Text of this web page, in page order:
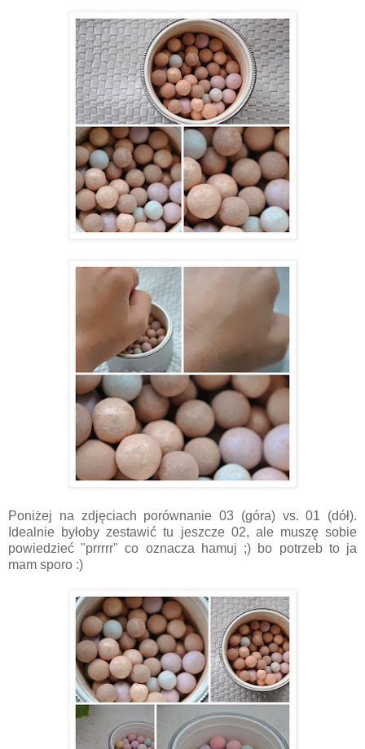
Poniżej na zdjęciach porównanie 03 (góra) vs. 01 (dół).
Idealnie byłoby zestawić tu jeszcze 02, ale muszę sobie
powiedzieć "prrrrr" co oznacza hamuj ;) bo potrzeb to ja
mam sporo :)